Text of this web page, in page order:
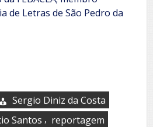
de Letras de São Pedro da
Sergio Diniz da Costa
Santos , reportagem